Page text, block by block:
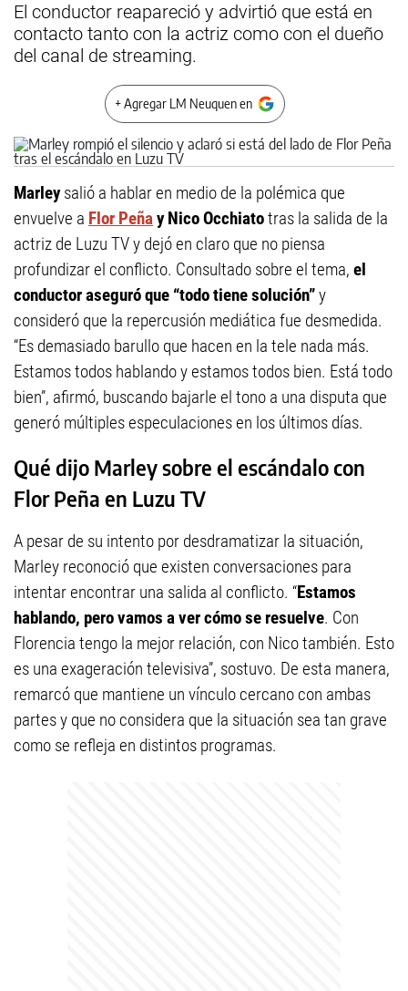
El conductor reapareció y advirtió que está en
contacto tanto con la actriz como con el dueño
del canal de streaming.
+ Agregar LM Neuquen en
Marleysalió a hablar en medio de la polémica que
envuelve a Flor Peñay Nico Occhiatotras la salida de la
actriz de Luzu TV y dejó en claro que no piensa
profundizar el conflicto. Consultado sobre el tema, el
conductor aseguró que “todo tiene solución”y
consideró que la repercusión mediática fue desmedida.
“Es demasiado barullo que hacen en la tele nada más.
Estamos todos hablando y estamos todos bien. Está todo
bien”, afirmó, buscando bajarle el tono a una disputa que
generó múltiples especulaciones en los últimos días.
Qué dijo Marley sobre el escándalo con
Flor Peña en Luzu TV
A pesar de su intento por desdramatizar la situación,
Marley reconoció que existen conversaciones para
intentar encontrar una salida al conflicto. “Estamos
hablando, pero vamos a ver cómo se resuelve. Con
Florencia tengo la mejor relación, con Nico también. Esto
es una exageración televisiva”, sostuvo. De esta manera,
remarcó que mantiene un vínculo cercano con ambas
partes y que no considera que la situación sea tan grave
como se refleja en distintos programas.